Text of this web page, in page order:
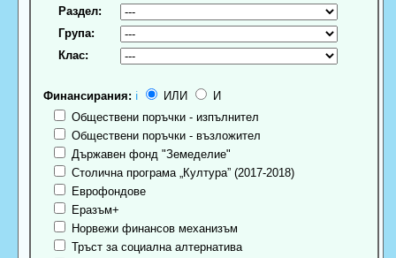
Раздел:
Група:
Клас:
Финансирания: ℹ ИЛИ
И
Обществени поръчки - изпълнител
Обществени поръчки - възложител
Държавен фонд "Земеделие"
Столична програма „Култура” (2017-2018)
Еврофондове
Еразъм+
Норвежи финансов механизъм
Тръст за социална алтернатива